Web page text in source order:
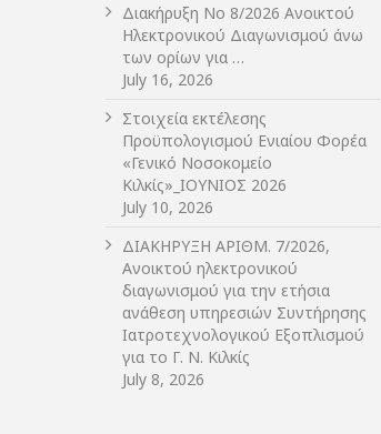
Διακήρυξη Νο 8/2026 Ανοικτού
Ηλεκτρονικού Διαγωνισμού άνω
των ορίων για …
July 16, 2026
Στοιχεία εκτέλεσης
Προϋπολογισμού Ενιαίου Φορέα
«Γενικό Νοσοκομείο
Κιλκίς»_ΙΟΥΝΙΟΣ 2026
July 10, 2026
ΔIΑΚΗΡΥΞΗ ΑΡIΘΜ. 7/2026,
Ανοικτού ηλεκτρονικού
διαγωνισμού για την ετήσια
ανάθεση υπηρεσιών Συντήρησης
Ιατροτεχνολογικού Εξοπλισμού
για το Γ. Ν. Κιλκίς
July 8, 2026